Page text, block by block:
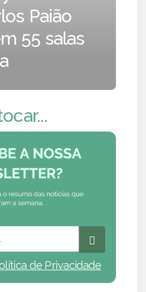
Paião
55 salas
de Privacidade